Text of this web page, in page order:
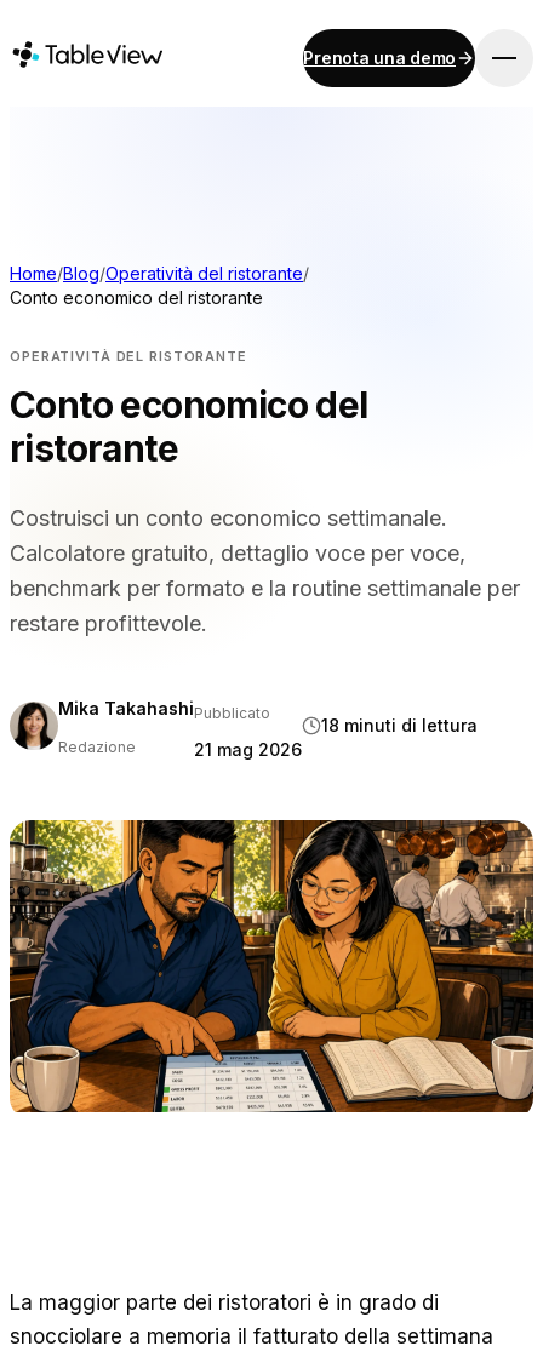
Prenota una demo
Contabilità
Pagamenti
Instant Site
SOLUZIONI
PER TIPO DI STRUTTURA
Ristoranti con servizio completo
Hotel e resort
Da asporto e consegna a domicilio
Food truck e cucine virtuali
Tableview contro Toast
Tableview contro Square
Tableview contro Lightspeed
RISORSE
Blog
Calcolatori gratuiti
INIZIA
Home/Blog/Operatività del ristorante/
Conto economico del ristorante
OPERATIVITÀ DEL RISTORANTE
Conto economico del
ristorante
Costruisci un conto economico settimanale.
Calcolatore gratuito, dettaglio voce per voce,
benchmark per formato e la routine settimanale per
restare profittevole.
Mika Takahashi
Redazione
Pubblicato
21 mag 2026
18 minuti di lettura
La maggior parte dei ristoratori è in grado di
snocciolare a memoria il fatturato della settimana